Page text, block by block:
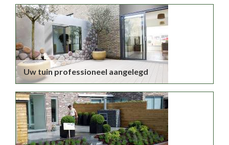
Uw tuin professioneel aangelegd